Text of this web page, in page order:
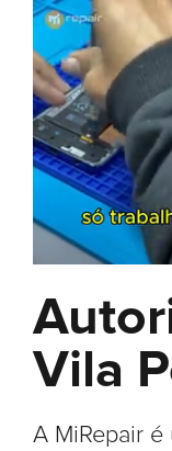
Vila
A MiRepair é